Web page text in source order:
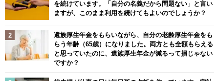
を続けています。「自分の名義だから問題ない」と言い
ますが、このまま利用を続けてもよいのでしょうか？
遺族厚生年金をもらいながら、自分の老齢厚生年金をも
らう年齢（65歳）になりました。両方とも全額もらえる
と思っていたのに、遺族厚生年金が減るって損じゃない
ですか？